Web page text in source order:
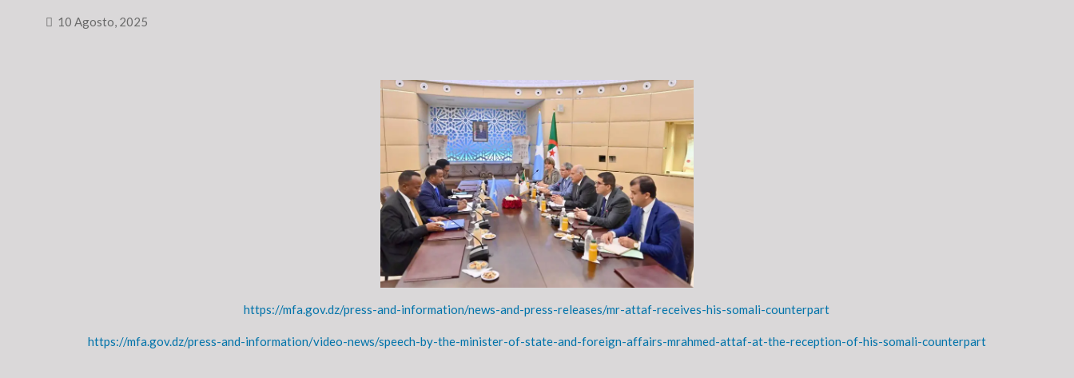
10 Agosto, 2025
https://mfa.gov.dz/press-and-information/news-and-press-releases/mr-attaf-receives-his-somali-counterpart
https://mfa.gov.dz/press-and-information/video-news/speech-by-the-minister-of-state-and-foreign-affairs-mrahmed-attaf-at-the-reception-of-his-somali-counterpart